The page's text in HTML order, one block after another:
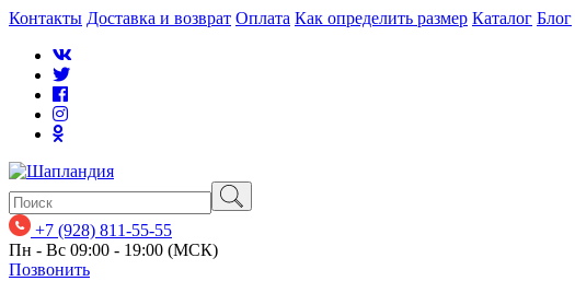
Контакты Доставка и возврат Оплата Как определить размер Каталог Блог
+7 (928) 811-55-55
Пн - Вс 09:00 - 19:00 (МСК)
Позвонить